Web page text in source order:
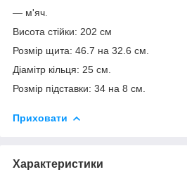
— м'яч.
Висота стійки: 202 см
Розмір щита: 46.7 на 32.6 см.
Діамітр кільця: 25 см.
Розмір підставки: 34 на 8 см.
Приховати
Характеристики